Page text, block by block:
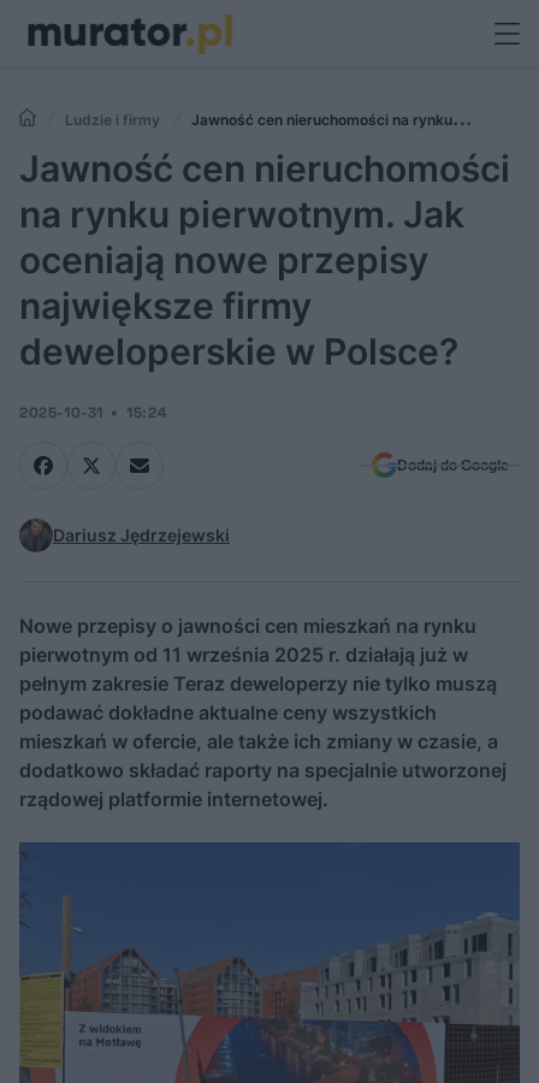
Ludzie i firmy
Jawność cen nieruchomości na rynku
pierwotnym. Jak oceniają nowe przepisy największe firmy
deweloperskie w Polsce?
Jawność cen nieruchomości
na rynku pierwotnym. Jak
oceniają nowe przepisy
największe firmy
deweloperskie w Polsce?
2025-10-31 15:24
Dodaj do Google
Dariusz Jędrzejewski
Nowe przepisy o jawności cen mieszkań na rynku
pierwotnym od 11 września 2025 r. działają już w
pełnym zakresie Teraz deweloperzy nie tylko muszą
podawać dokładne aktualne ceny wszystkich
mieszkań w ofercie, ale także ich zmiany w czasie, a
dodatkowo składać raporty na specjalnie utworzonej
rządowej platformie internetowej.